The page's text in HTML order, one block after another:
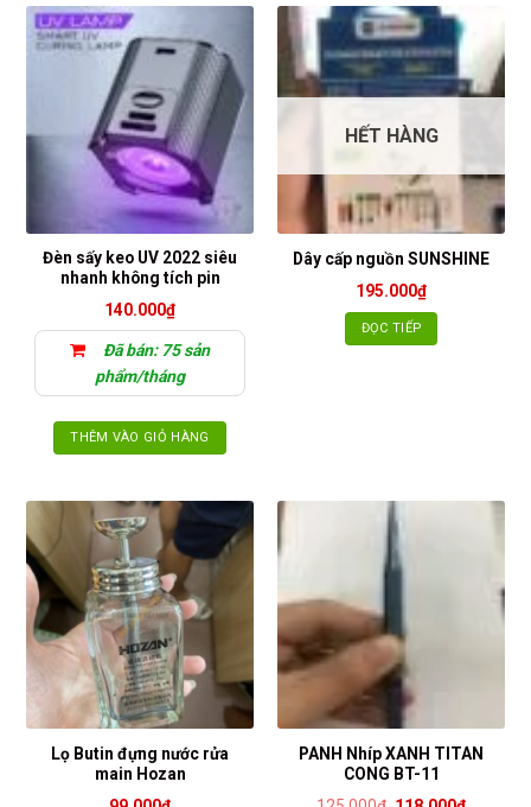
Đèn sấy keo UV 2022 siêu
nhanh không tích pin
140.000₫
Đã bán: 75 sản
phẩm/tháng
THÊM VÀO GIỎ HÀNG
HẾT HÀNG
Dây cấp nguồn SUNSHINE
195.000₫
ĐỌC TIẾP
Lọ Butin đựng nước rửa
main Hozan
PANH Nhíp XANH TITAN
CONG BT-11